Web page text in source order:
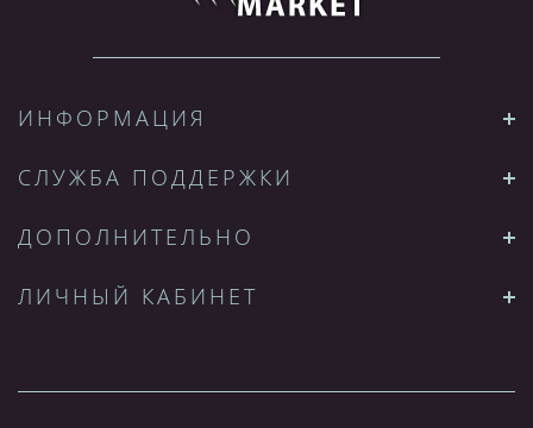
ИНФОРМАЦИЯ
СЛУЖБА ПОДДЕРЖКИ
ДОПОЛНИТЕЛЬНО
ЛИЧНЫЙ КАБИНЕТ